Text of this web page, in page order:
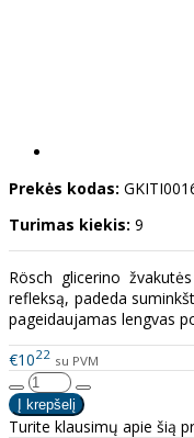
Prekės kodas:
Turimas kiekis: 9
Rösch glicerino
refleksą, padeda
pageidaujamas lengvas
€1022 su PVM
Turite klausimų apie šią